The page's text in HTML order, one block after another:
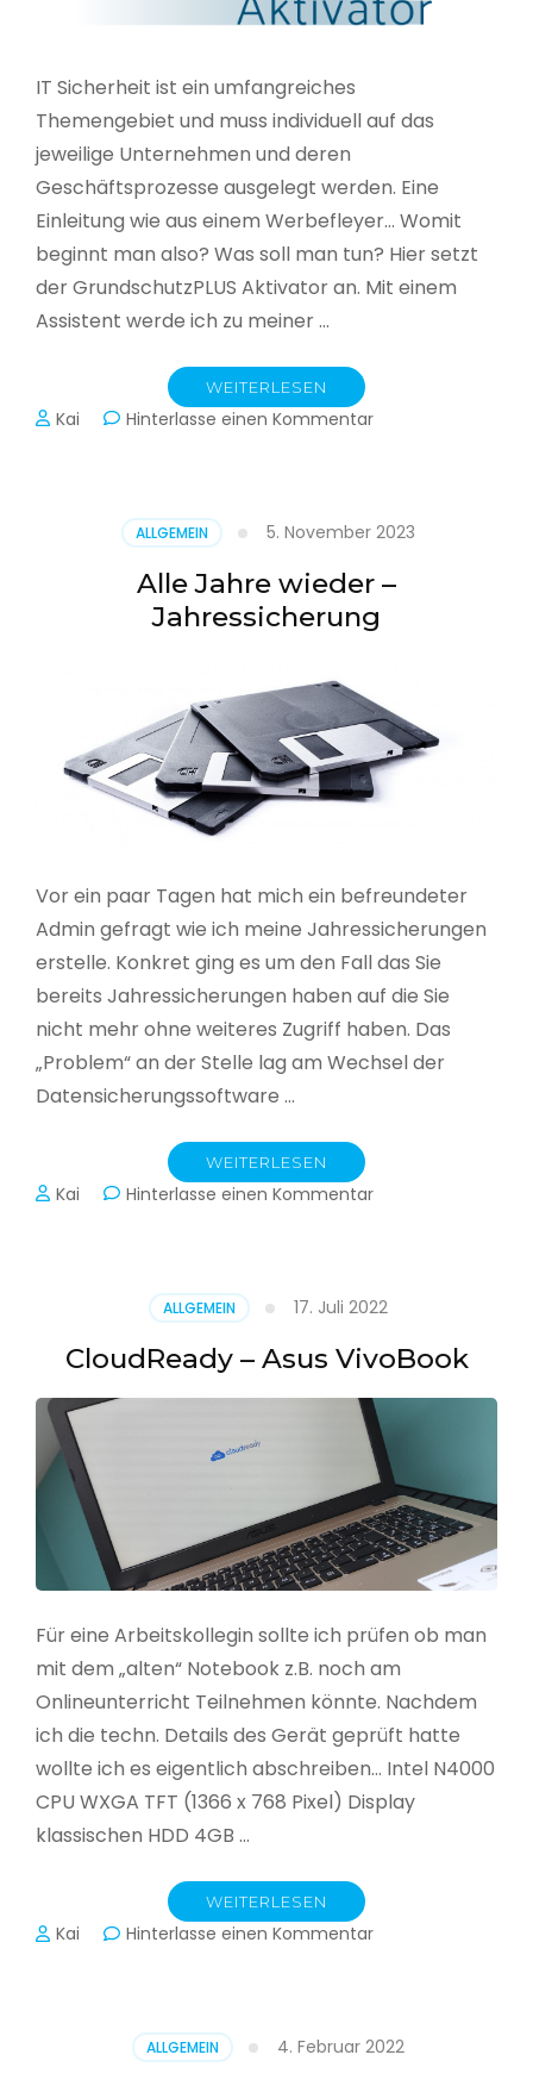
IT Sicherheit ist ein umfangreiches
Themengebiet und muss individuell auf das
jeweilige Unternehmen und deren
Geschäftsprozesse ausgelegt werden. Eine
Einleitung wie aus einem Werbefleyer… Womit
beginnt man also? Was soll man tun? Hier setzt
der GrundschutzPLUS Aktivator an. Mit einem
Assistent werde ich zu meiner …
WEITERLESEN
Kai Hinterlasse einen Kommentarzu
ALLGEMEIN 5. November 2023
Alle Jahre wieder –
Jahressicherung
Vor ein paar Tagen hat mich ein befreundeter
Admin gefragt wie ich meine Jahressicherungen
erstelle. Konkret ging es um den Fall das Sie
bereits Jahressicherungen haben auf die Sie
nicht mehr ohne weiteres Zugriff haben. Das
„Problem“ an der Stelle lag am Wechsel der
Datensicherungssoftware …
WEITERLESEN
Kai Hinterlasse einen Kommentarzu
Jahressicherung
ALLGEMEIN 17. Juli 2022
CloudReady – Asus VivoBook
Für eine Arbeitskollegin sollte ich prüfen ob man
mit dem „alten“ Notebook z.B. noch am
Onlineunterricht Teilnehmen könnte. Nachdem
ich die techn. Details des Gerät geprüft hatte
wollte ich es eigentlich abschreiben… Intel N4000
CPU WXGA TFT (1366 x 768 Pixel) Display
klassischen HDD 4GB …
WEITERLESEN
Kai Hinterlasse einen Kommentarzu
ALLGEMEIN 4. Februar 2022